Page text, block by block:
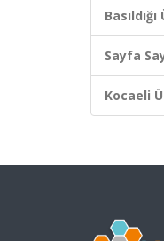
Sayfa
Kocaeli